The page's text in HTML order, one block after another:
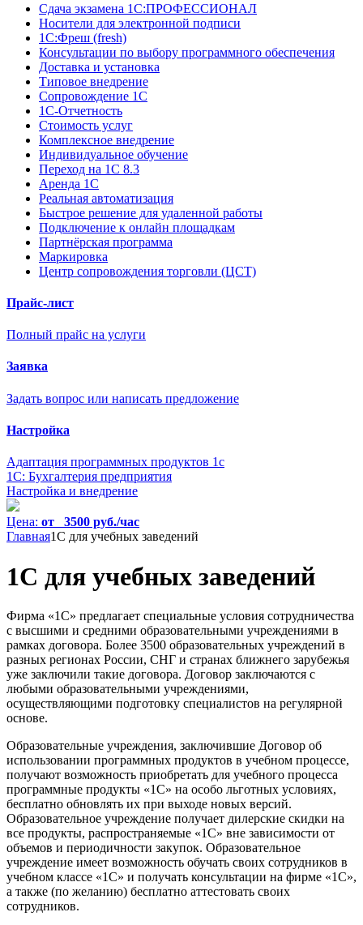
Сдача экзамена 1С:ПРОФЕССИОНАЛ
Носители для электронной подписи
1С:Фреш (fresh)
Консультации по выбору программного обеспечения
Доставка и установка
Типовое внедрение
Сопровождение 1С
1С-Отчетность
Стоимость услуг
Комплексное внедрение
Индивидуальное обучение
Переход на 1С 8.3
Аренда 1С
Реальная автоматизация
Быстрое решение для удаленной работы
Подключение к онлайн площадкам
Партнёрская программа
Маркировка
Центр сопровождения торговли (ЦСТ)
Прайс-лист
Полный прайс на услуги
Заявка
Задать вопрос или написать предложение
Настройка
Адаптация программных продуктов 1с
1С: Бухгалтерия предприятия
Настройка и внедрение
Цена: от 3500 руб./час
Главная1С для учебных заведений
1С для учебных заведений
Фирма «1С» предлагает специальные условия сотрудничества
с высшими и средними образовательными учреждениями в
рамках договора. Более 3500 образовательных учреждений в
разных регионах России, СНГ и странах ближнего зарубежья
уже заключили такие договора. Договор заключаются с
любыми образовательными учреждениями,
осуществляющими подготовку специалистов на регулярной
основе.
Образовательные учреждения, заключившие Договор об
использовании программных продуктов в учебном процессе,
получают возможность приобретать для учебного процесса
программные продукты «1С» на особо льготных условиях,
бесплатно обновлять их при выходе новых версий.
Образовательное учреждение получает дилерские скидки на
все продукты, распространяемые «1С» вне зависимости от
объемов и периодичности закупок. Образовательное
учреждение имеет возможность обучать своих сотрудников в
учебном классе «1С» и получать консультации на фирме «1С»,
а также (по желанию) бесплатно аттестовать своих
сотрудников.